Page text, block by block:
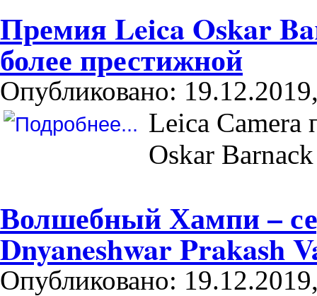
Премия Leica Oskar
более престижной
Опубликовано:
Leica Camera
Oskar
Волшебный Хампи –
Dnyaneshwar Prakash
Опубликовано: